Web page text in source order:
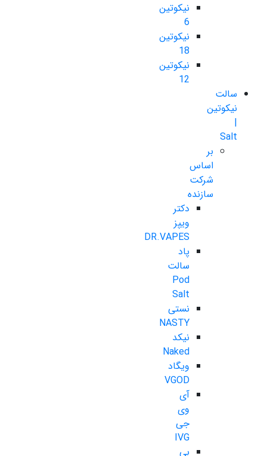
نیکوتین
6
نیکوتین
18
نیکوتین
12
سالت
نیکوتین
|
Salt
بر
اساس
شرکت
سازنده
دکتر
ویپز
DR.VAPES
پاد
سالت
Pod
Salt
نستی
NASTY
نیکد
Naked
ویگاد
VGOD
آی
وی
جی
IVG
بی